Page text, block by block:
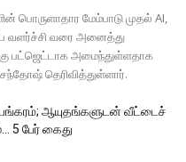
பொருளாதார மேம்பாடு முதல் AI,
வளர்ச்சி வரை அனைத்து
பட்ஜெட்டாக அமைந்துள்ளதாக
தெரிவித்துள்ளார்.
ஆயுதங்களுடன் வீட்டைச்
5 பேர் கைது